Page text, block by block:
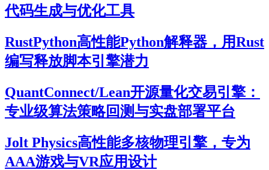
代码生成与优化工具
RustPython高性能Python解释器，用Rust
编写释放脚本引擎潜力
QuantConnect/Lean开源量化交易引擎：
专业级算法策略回测与实盘部署平台
Jolt Physics高性能多核物理引擎，专为
AAA游戏与VR应用设计